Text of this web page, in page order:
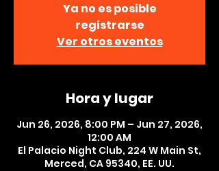
Ya no es posible
registrarse
Ver otros eventos
Hora y lugar
Jun 26, 2026, 8:00 PM – Jun 27, 2026,
12:00 AM
El Palacio Night Club, 224 W Main St,
Merced, CA 95340, EE. UU.